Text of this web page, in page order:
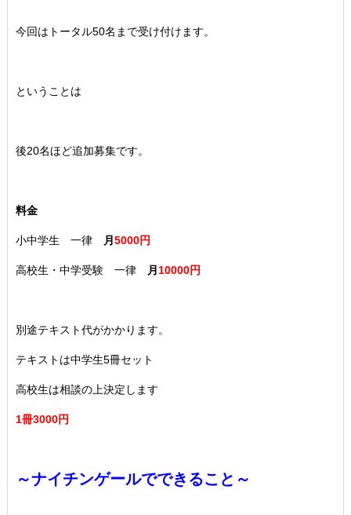
今回はトータル50名まで受け付けます。
ということは
後20名ほど追加募集です。
料金
小中学生 一律月 5000円
高校生・中学受験 一律 月 10000円
別途テキスト代がかかります。
テキストは中学生5冊セット
高校生は相談の上決定します
1冊3000円
～ナイチンゲールでできること～